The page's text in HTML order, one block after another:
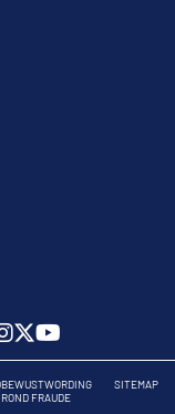
BEWUSTWORDING
ROND FRAUDE
SITEMAP